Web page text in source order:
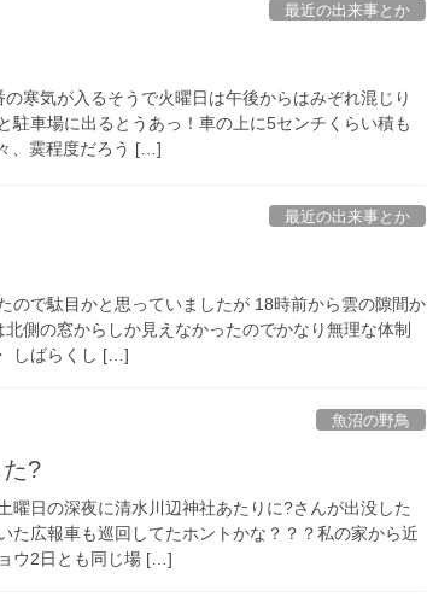
最近の出来事とか
寒気が入るそうで火曜日は午後からはみぞれ混じり
駐車場に出るとうあっ！車の上に5センチくらい積も
、霙程度だろう […]
最近の出来事とか
ので駄目かと思っていましたが 18時前から雲の隙間か
側の窓からしか見えなかったのでかなり無理な体制
しばらくし […]
魚沼の野鳥
?
曜日の深夜に清水川辺神社あたりに?さんが出没した
た広報車も巡回してたホントかな？？？私の家から近
ウ2日とも同じ場 […]